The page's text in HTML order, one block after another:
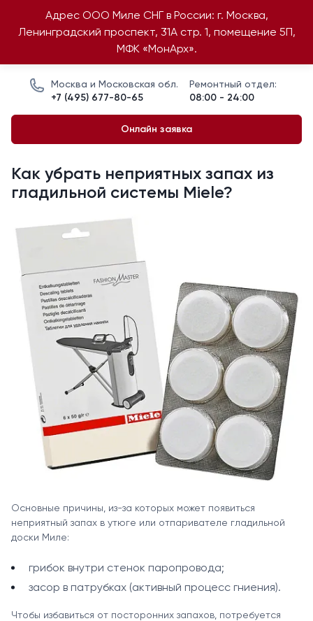
Адрес ООО Миле СНГ в России: г. Москва,
Ленинградский проспект, 31А стр. 1, помещение 5П,
МФК «МонАрх».
Москва и Московская обл.
+7 (495) 677-80-65
Ремонтный отдел:
08:00 - 24:00
Онлайн заявка
Как убрать неприятных запах из
гладильной системы Miele?
Основные причины, из-за которых может появиться
неприятный запах в утюге или отпаривателе гладильной
доски Миле:
грибок внутри стенок паропровода;
засор в патрубках (активный процесс гниения).
Чтобы избавиться от посторонних запахов, потребуется